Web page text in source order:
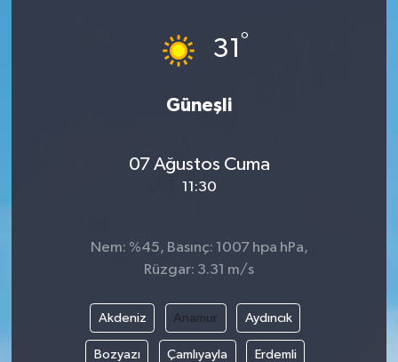
31 °
Güneşli
07 Ağustos Cuma
11:30
Nem: %45, Basınç: 1007 hpa hPa,
Rüzgar: 3.31 m/s
Akdeniz Anamur Aydıncık
Bozyazı Çamlıyayla Erdemli